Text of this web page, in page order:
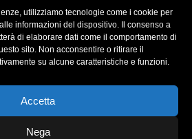
utilizziamo tecnologie come i cookie per
informazioni del dispositivo. Il consenso a
di elaborare dati come il comportamento di
sito. Non acconsentire o ritirare il
su alcune caratteristiche e funzioni.
Accetta
Nega
di Matrimonio